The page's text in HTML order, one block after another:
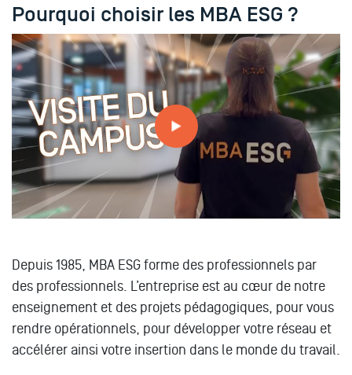
Pourquoi choisir les MBA ESG ?
Visite du campus et des services MBA ESG
Depuis 1985, MBA ESG forme des professionnels par
des professionnels. L’entreprise est au cœur de notre
enseignement et des projets pédagogiques, pour vous
rendre opérationnels, pour développer votre réseau et
accélérer ainsi votre insertion dans le monde du travail.